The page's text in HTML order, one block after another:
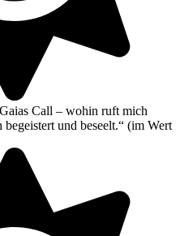
Call – wohin ruft mich
und beseelt.“ (im Wert